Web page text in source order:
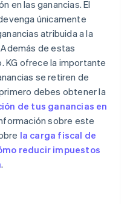
en las ganancias. El
únicamente
atribuida a la
de estas
KG ofrece la importante
se retiren de
debes obtener la
de tus ganancias en
sobre este
la carga fiscal de
reducir impuestos
.